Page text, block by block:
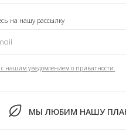
на нашу рассылку
с нашим уведомлением о приватности.
МЫ ЛЮБИМ НАШУ